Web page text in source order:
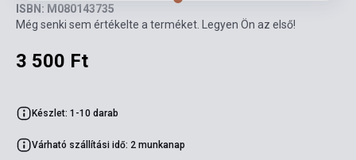
ISBN: M080143735
Még senki sem értékelte a terméket. Legyen Ön az első!
3 500 Ft
Készlet: 1-10 darab
Várható szállítási idő: 2 munkanap